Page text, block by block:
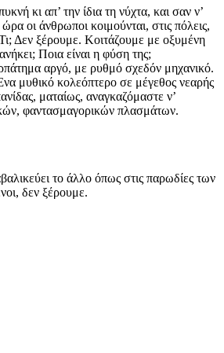
κι απ’ την ίδια τη νύχτα, και σαν ν’
οι άνθρωποι κοιμούνται, στις πόλεις,
Δεν ξέρουμε. Κοιτάζουμε με οξυμένη
Ποια είναι η φύση της;
αργό, με ρυθμό σχεδόν μηχανικό.
μυθικό κολεόπτερο σε μέγεθος νεαρής
ματαίως, αναγκαζόμαστε ν’
φαντασμαγορικών πλασμάτων.
το άλλο όπως στις παρωδίες των
δεν ξέρουμε.